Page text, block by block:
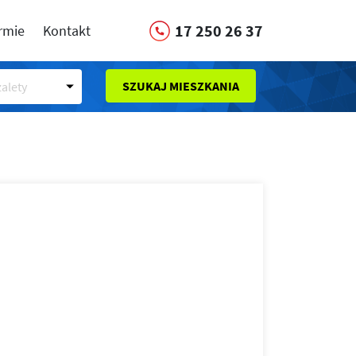
Kontakt 17 250 26 37
SZUKAJ MIESZKANIA